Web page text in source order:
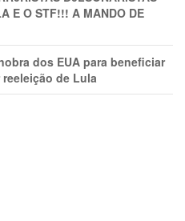
E O STF!!! A MANDO DE
dos EUA para beneficiar
de Lula